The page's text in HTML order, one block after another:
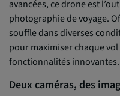
avancées, ce drone est
photographie de voyage.
souffle dans diverses
pour maximiser chaque
fonctionnalités innovantes.
Deux caméras, des